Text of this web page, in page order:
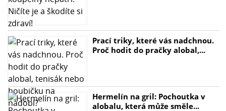
Prací triky, které vás nadchnou.
Proč hodit do pračky alobal,...
Hermelín na gril: Pochoutka v
alobalu, která může směle...